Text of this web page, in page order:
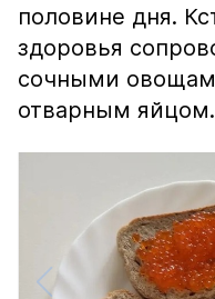
половине дня.
здоровья
сочными
отварным яйцом.